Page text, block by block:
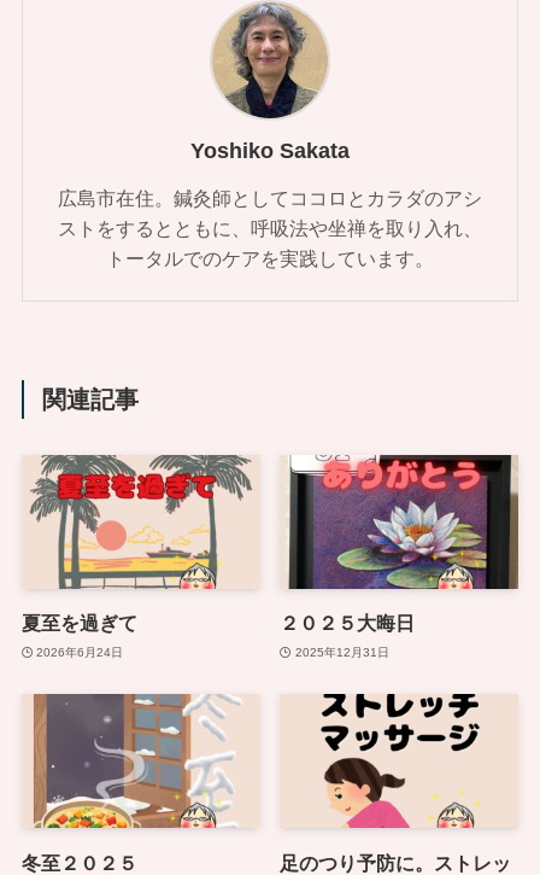
Yoshiko Sakata
広島市在住。鍼灸師としてココロとカラダのアシ
ストをするとともに、呼吸法や坐禅を取り入れ、
トータルでのケアを実践しています。
関連記事
夏至を過ぎて
2026年6月24日
２０２５大晦日
2025年12月31日
冬至２０２５
足のつり予防に。ストレッ